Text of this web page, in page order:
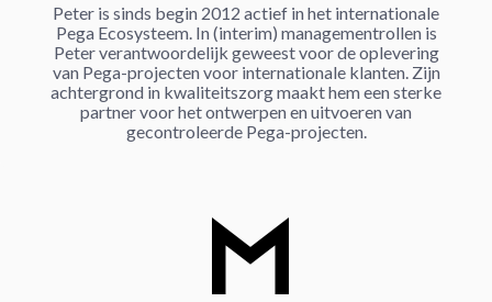
Peter is sinds begin 2012 actief in het internationale
Pega Ecosysteem. In (interim) managementrollen is
Peter verantwoordelijk geweest voor de oplevering
van Pega-projecten voor internationale klanten. Zijn
achtergrond in kwaliteitszorg maakt hem een ​​sterke
partner voor het ontwerpen en uitvoeren van
gecontroleerde Pega-projecten.